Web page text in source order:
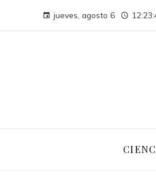
jueves, agosto 6